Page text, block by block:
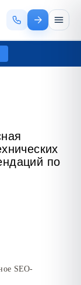
по
SEO-